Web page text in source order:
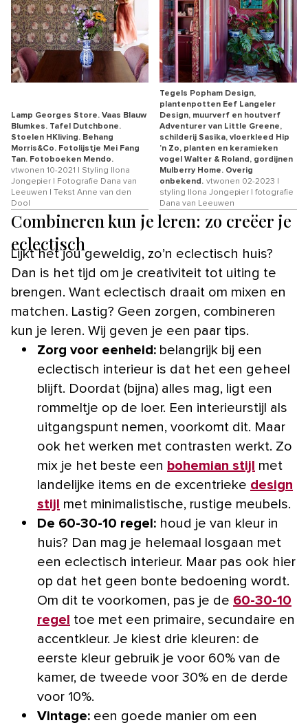
Lamp Georges Store. Vaas Blauw
Blumkes. Tafel Dutchbone.
Stoelen HKliving. Behang
Morris&Co. Fotolijstje Mei Fang
Tan. Fotoboeken Mendo.
vtwonen 10-2021 | Styling Ilona
Jongepier | Fotografie Dana van
Leeuwen | Tekst Anne van den
Dool
Tegels Popham Design,
plantenpotten Eef Langeler
Design, muurverf en houtverf
Adventurer van Little Greene,
schilderij Sasika, vloerkleed Hip
’n Zo, planten en keramieken
vogel Walter & Roland, gordijnen
Mulberry Home. Overig
onbekend. vtwonen 02-2023 |
styling Ilona Jongepier | fotografie
Dana van Leeuwen
Combineren kun je leren: zo creëer je
eclectisch
Lijkt het jou geweldig, zo’n eclectisch huis?
Dan is het tijd om je creativiteit tot uiting te
brengen. Want eclectisch draait om mixen en
matchen. Lastig? Geen zorgen, combineren
kun je leren. Wij geven je een paar tips.
Zorg voor eenheid: belangrijk bij een
eclectisch interieur is dat het een geheel
blijft. Doordat (bijna) alles mag, ligt een
rommeltje op de loer. Een interieurstijl als
uitgangspunt nemen, voorkomt dit. Maar
ook het werken met contrasten werkt. Zo
mix je het beste een bohemian stijl met
landelijke items en de excentrieke design
stijl met minimalistische, rustige meubels.
De 60-30-10 regel: houd je van kleur in
huis? Dan mag je helemaal losgaan met
een eclectisch interieur. Maar pas ook hier
op dat het geen bonte bedoening wordt.
Om dit te voorkomen, pas je de 60-30-10
regel toe met een primaire, secundaire en
accentkleur. Je kiest drie kleuren: de
eerste kleur gebruik je voor 60% van de
kamer, de tweede voor 30% en de derde
voor 10%.
Vintage: een goede manier om een